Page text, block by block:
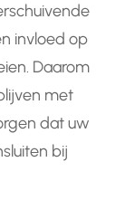
invloed op
Daarom
met
dat uw
bij